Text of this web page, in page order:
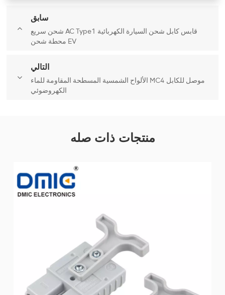
سابق
شحن سريع AC Type1 قابس كابل شحن السيارة الكهربائية
محطة شحن EV
التالي
الألواح الشمسية المسطحة المقاومة للماء MC4 موصل للكابل
الكهروضوئي
منتجات ذات صله